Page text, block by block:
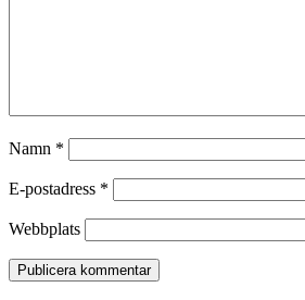
Namn *
E-postadress *
Webbplats